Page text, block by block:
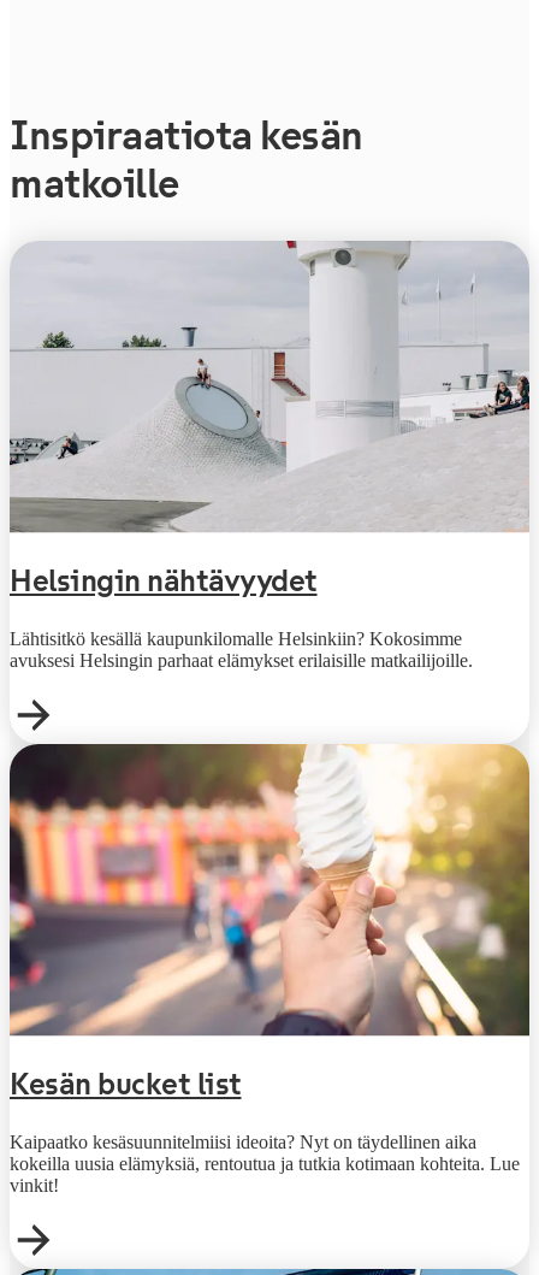
Inspiraatiota kesän
matkoille
Helsingin nähtävyydet
Lähtisitkö kesällä kaupunkilomalle Helsinkiin? Kokosimme
avuksesi Helsingin parhaat elämykset erilaisille matkailijoille.
Kesän bucket list
Kaipaatko kesäsuunnitelmiisi ideoita? Nyt on täydellinen aika
kokeilla uusia elämyksiä, rentoutua ja tutkia kotimaan kohteita. Lue
vinkit!